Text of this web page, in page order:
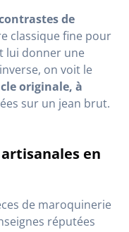
de
classique fine pour
lui donner une
on voit le
originale, à
sur un jean brut.
en
de maroquinerie
réputées